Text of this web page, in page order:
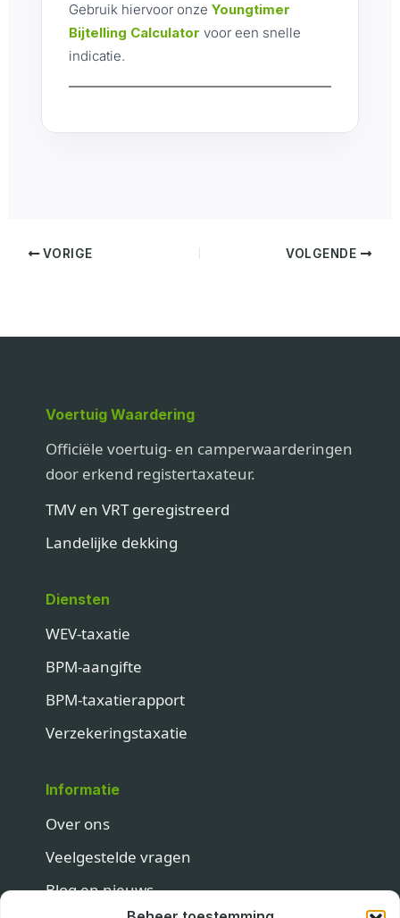
Gebruik hiervoor onzeYoungtimer
Bijtelling Calculator voor een snelle
indicatie.
VORIGE VOLGENDE
Voertuig Waardering
Officiële voertuig- en camperwaarderingen
door erkend registertaxateur.
TMV en VRT geregistreerd
Landelijke dekking
Diensten
WEV-taxatie
BPM-aangifte
BPM-taxatierapport
Verzekeringstaxatie
Informatie
Over ons
Veelgestelde vragen
Blog en nieuws